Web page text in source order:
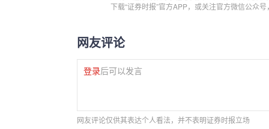
下载“证券时报”官方APP，或关注官方微信公众
网友评论
登录后可以发言
网友评论仅供其表达个人看法，并不表明证券时报立场